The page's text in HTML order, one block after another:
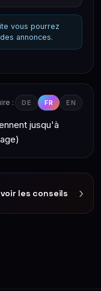
vous pourrez
annonces.
: DE FR EN
jusqu'à
les conseils ›